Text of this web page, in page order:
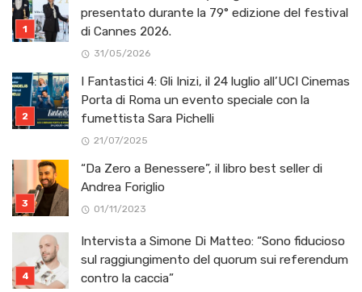
presentato durante la 79° edizione del festival
di Cannes 2026.
31/05/2026
I Fantastici 4: Gli Inizi, il 24 luglio all’UCI Cinemas
Porta di Roma un evento speciale con la
fumettista Sara Pichelli
21/07/2025
“Da Zero a Benessere”, il libro best seller di
Andrea Foriglio
01/11/2023
Intervista a Simone Di Matteo: “Sono fiducioso
sul raggiungimento del quorum sui referendum
contro la caccia”